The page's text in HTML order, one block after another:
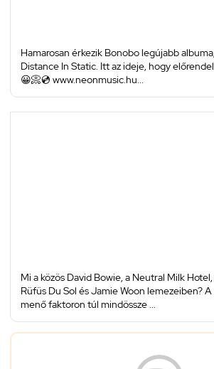
Hamarosan érkezik Bonobo legújabb
Distance In Static. Itt az ideje, hogy
😀📀💿 www.neonmusic.hu...
Mi a közös David Bowie, a Neutral Milk Hotel,
Rüfüs Du Sol és Jamie Woon lemezeiben? A
menő faktoron túl mindössze ...